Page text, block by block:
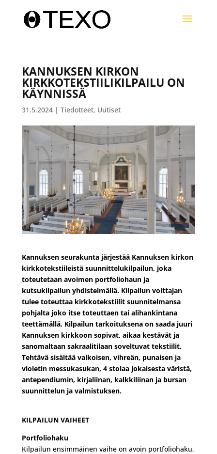
KANNUKSEN KIRKON
KIRKKOTEKSTIILIKILPAILU ON
KÄYNNISSÄ
31.5.2024| Tiedotteet, Uutiset
Kannuksen seurakunta järjestää Kannuksen kirkon
kirkkotekstiileistä suunnittelukilpailun, joka
toteutetaan avoimen portfoliohaun ja
kutsukilpailun yhdistelmällä. Kilpailun voittajan
tulee toteuttaa kirkkotekstiilit suunnitelmansa
pohjalta joko itse toteuttaen tai alihankintana
teettämällä. Kilpailun tarkoituksena on saada juuri
Kannuksen kirkkoon sopivat, aikaa kestävät ja
sanomaltaan sakraalitilaan soveltuvat tekstiilit.
Tehtävä sisältää valkoisen, vihreän, punaisen ja
violetin messukasukan, 4 stolaa jokaisesta väristä,
antependiumin, kirjaliinan, kalkkiliinan ja bursan
suunnittelun ja valmistuksen.
KILPAILUN VAIHEET
Portfoliohaku
Kilpailun ensimmäinen vaihe on avoin portfoliohaku,